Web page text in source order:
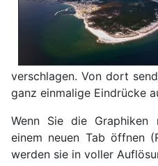
verschlagen. Von dort
ganz einmalige Eindrücke
Wenn Sie die
einem neuen Tab öffnen
werden sie in voller